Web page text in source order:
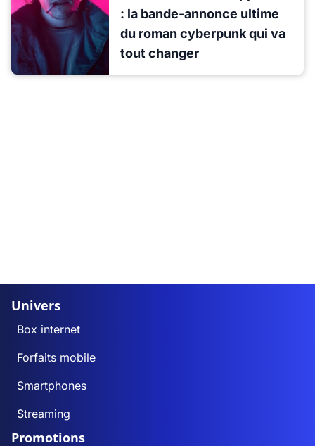
: la bande-annonce ultime
du roman cyberpunk qui va
tout changer
Univers
Box internet
Forfaits mobile
Smartphones
Streaming
Promotions